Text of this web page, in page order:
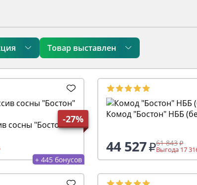
Товар выставлен
-27%
сосны "Бостон"
+ 445 бонусов
Комод "Бостон" НББ
44 527 61 843
Выгода 17